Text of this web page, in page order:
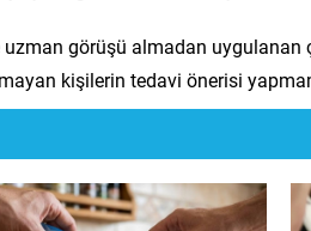
görüşü almadan uygulanan
kişilerin tedavi önerisi